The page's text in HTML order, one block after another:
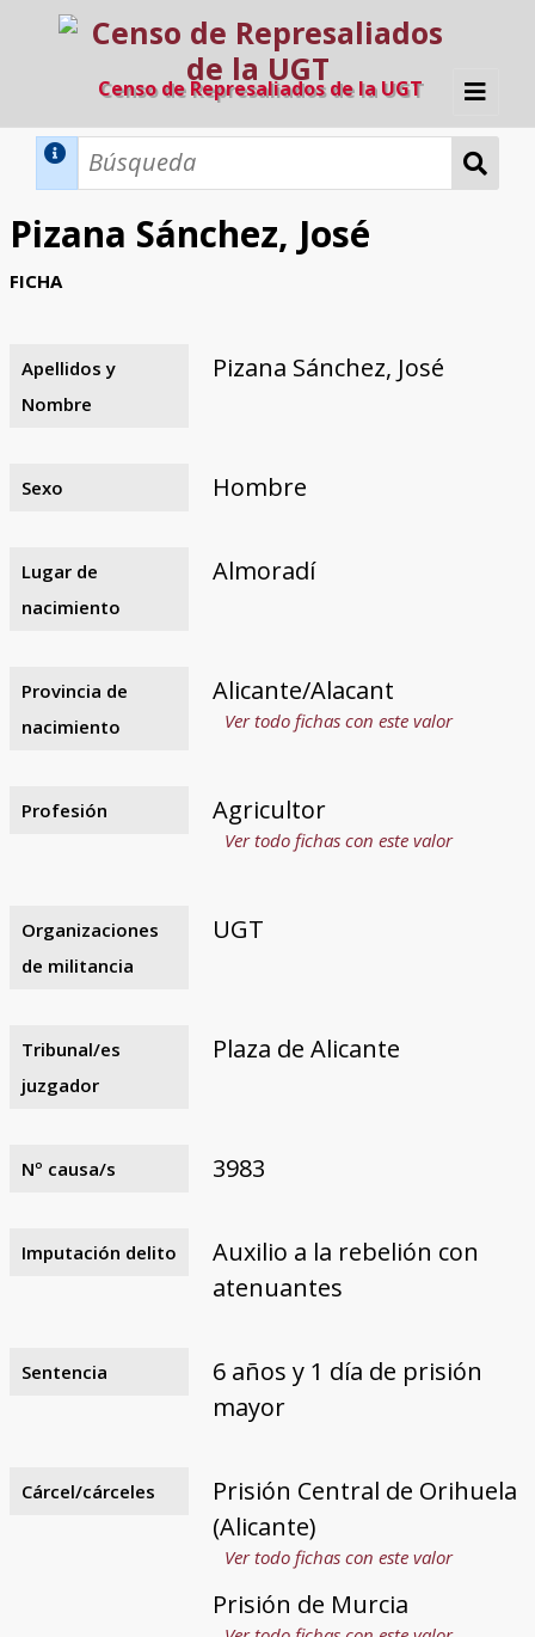
Censo de Represaliados de la UGT
Inicio
Búsqueda Dinámica
Búsqueda Avanzada
Razones y objetivos
El equipo
Colaboradores
Fuentes documentales
Pizana Sánchez, José
FICHA
Apellidos y
Nombre
Pizana Sánchez, José
Sexo Hombre
Lugar de
nacimiento
Almoradí
Provincia de
nacimiento
Alicante/Alacant
Ver todo fichas con este valor
Profesión Agricultor
Ver todo fichas con este valor
Organizaciones
de militancia
UGT
Tribunal/es
juzgador
Plaza de Alicante
Nº causa/s 3983
Imputación delito
Auxilio a la rebelión con
atenuantes
Sentencia
6 años y 1 día de prisión
mayor
Cárcel/cárceles
Prisión Central de Orihuela
(Alicante)
Ver todo fichas con este valor
Prisión de Murcia